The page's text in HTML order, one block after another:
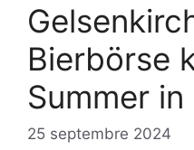
Bierbörse
Summer
25 septembre 2024